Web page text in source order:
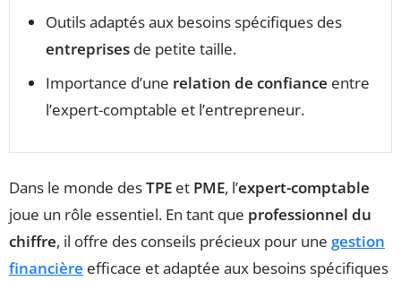
Outils adaptés aux besoins spécifiques des
entreprises de petite taille.
Importance d’une relation de confiance entre
l’expert-comptable et l’entrepreneur.
Dans le monde desTPE et PME, l’expert-comptable
joue un rôle essentiel. En tant que professionnel du
chiffre, il offre des conseils précieux pour une gestion
financière efficace et adaptée aux besoins spécifiques